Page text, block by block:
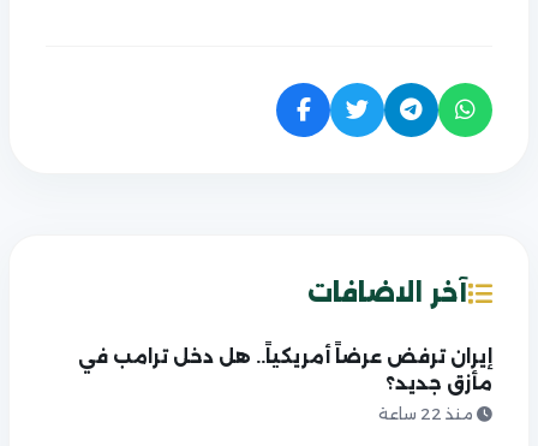
آخر الاضافات
إيران ترفض عرضاً أمريكياً.. هل دخل ترامب في
مأزق جديد؟
منذ 22 ساعة